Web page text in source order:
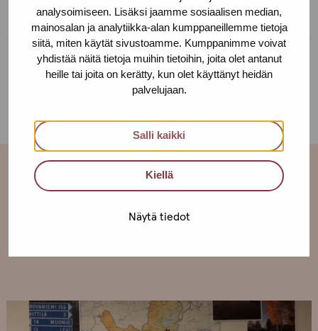
analysoimiseen. Lisäksi jaamme sosiaalisen median,
mainosalan ja analytiikka-alan kumppaneillemme tietoja
siitä, miten käytät sivustoamme. Kumppanimme voivat
yhdistää näitä tietoja muihin tietoihin, joita olet antanut
heille tai joita on kerätty, kun olet käyttänyt heidän
palvelujaan.
Salli kaikki
Kiellä
Näytä tiedot
Lisää ajankohtaisia